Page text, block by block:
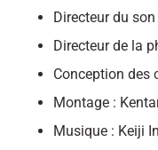
Directeur du
Directeur de la
Conception des
Montage :
Musique : Keiji